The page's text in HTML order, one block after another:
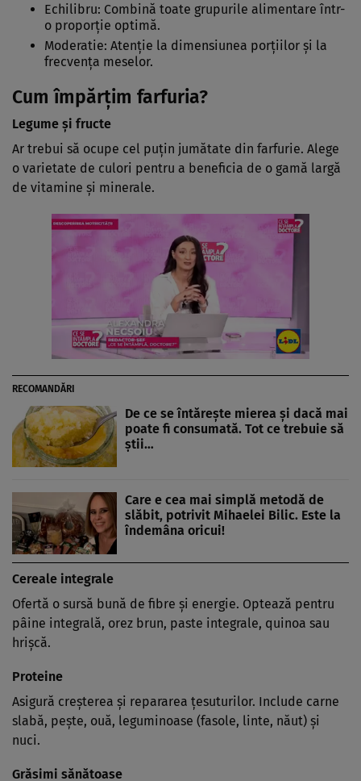
Echilibru: Combină toate grupurile alimentare într-
o proporție optimă.
Moderatie: Atenție la dimensiunea porțiilor și la
frecvența meselor.
Cum împărțim farfuria?
Legume și fructe
Ar trebui să ocupe cel puțin jumătate din farfurie. Alege
o varietate de culori pentru a beneficia de o gamă largă
de vitamine și minerale.
RECOMANDĂRI
De ce se întărește mierea și dacă mai
poate fi consumată. Tot ce trebuie să
știi…
Care e cea mai simplă metodă de
slăbit, potrivit Mihaelei Bilic. Este la
îndemâna oricui!
Cereale integrale
Ofertă o sursă bună de fibre și energie. Optează pentru
pâine integrală, orez brun, paste integrale, quinoa sau
hrișcă.
Proteine
Asigură creșterea și repararea țesuturilor. Include carne
slabă, pește, ouă, leguminoase (fasole, linte, năut) și
nuci.
Grăsimi sănătoase